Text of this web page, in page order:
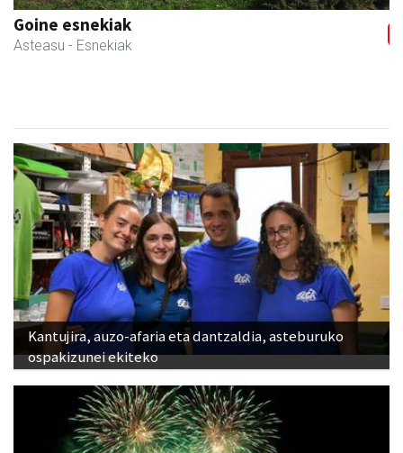
Previous
Kantujira, auzo-afaria eta dantzaldia, asteburuko
ospakizunei ekiteko